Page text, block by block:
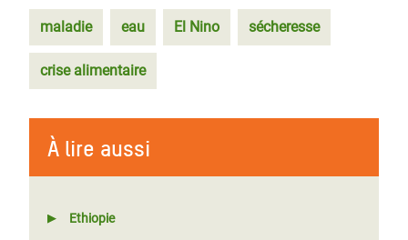
maladie eau El Nino sécheresse
crise alimentaire
À lire aussi
Ethiopie